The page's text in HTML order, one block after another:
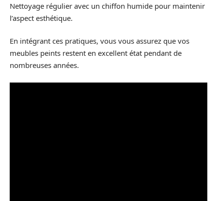
Nettoyage régulier avec un chiffon humide pour maintenir
l’aspect esthétique.
En intégrant ces pratiques, vous vous assurez que vos
meubles peints restent en excellent état pendant de
nombreuses années.